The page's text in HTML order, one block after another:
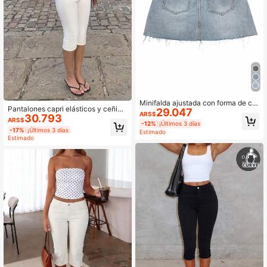
Pantalones capri elásticos y ceñido
s de estilo casual y sexy para mujer,
pantalones capri versátiles y estiliz
antes de color negro para uso diari
o, estilo Y2K, para primavera y vera
ARS$30.793
-17% ¡Últimos 3 días
Estimado
Minifalda ajustada con forma de cor
azón de cintura alta y corte A, de m
ezclilla desgastada estilo Y2K, casu
al de verano, streetwear
ARS$29.047
-12% ¡Últimos 3 días
Estimado